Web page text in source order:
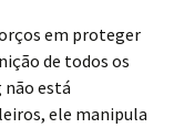
em proteger
de todos os
não está
ele manipula